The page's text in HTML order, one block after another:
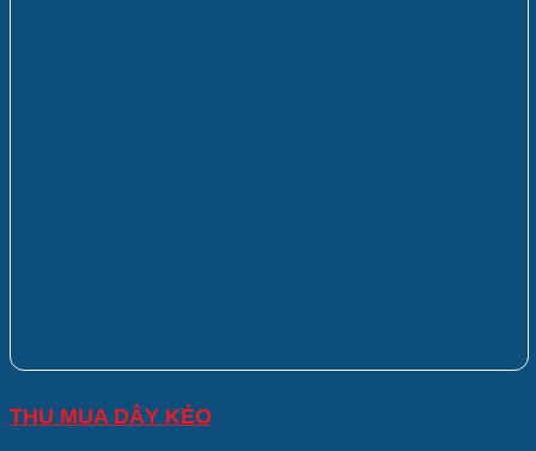
THU MUA DÂY KÉO